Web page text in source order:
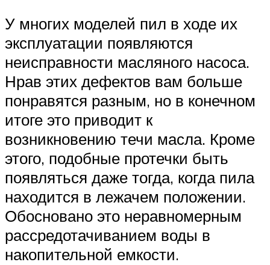
У многих моделей пил в ходе их
эксплуатации появляются
неисправности масляного насоса.
Нрав этих дефектов вам больше
понравятся разным, но в конечном
итоге это приводит к
возникновению течи масла. Кроме
этого, подобные протечки быть
появляться даже тогда, когда пила
находится в лежачем положении.
Обосновано это неравномерным
рассредотачиванием воды в
накопительной емкости.